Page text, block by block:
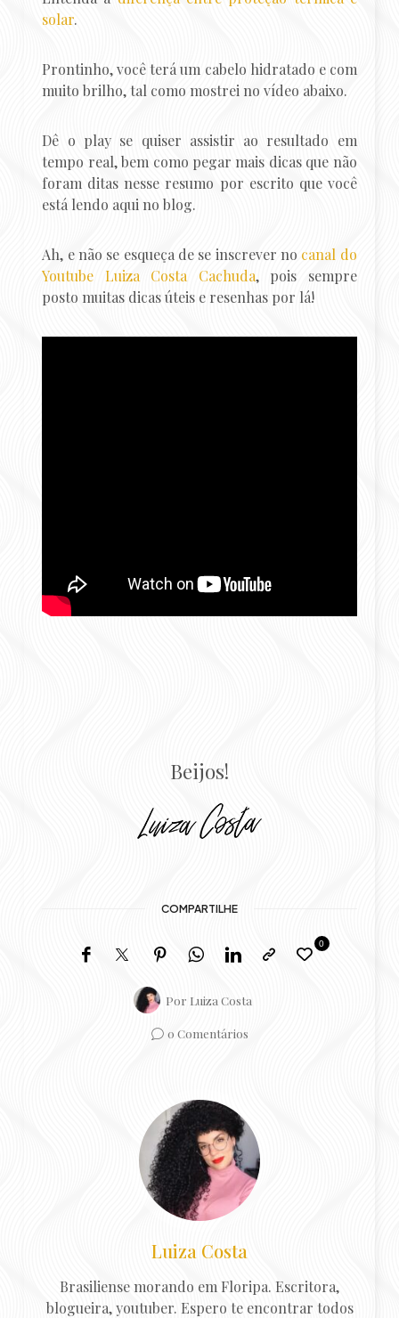
solar.
Prontinho, você terá um cabelo hidratado e com
muito brilho, tal como mostrei no vídeo abaixo.
Dê o play se quiser assistir ao resultado em
tempo real, bem como pegar mais dicas que não
foram ditas nesse resumo por escrito que você
está lendo aqui no blog.
Ah, e não se esqueça de se inscrever no canal do
Youtube Luiza Costa Cachuda, pois sempre
posto muitas dicas úteis e resenhas por lá!
Beijos!
COMPARTILHE
Por Luiza Costa
0
0 Comentários
Luiza Costa
Brasiliense morando em Floripa. Escritora,
blogueira, youtuber. Espero te encontrar todos